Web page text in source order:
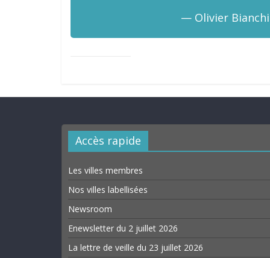
— Olivier
Accès rapide
Les villes membres
Nos villes labellisées
Newsroom
Enewsletter du 2 juillet 2026
La lettre de veille du 23 juillet 2026